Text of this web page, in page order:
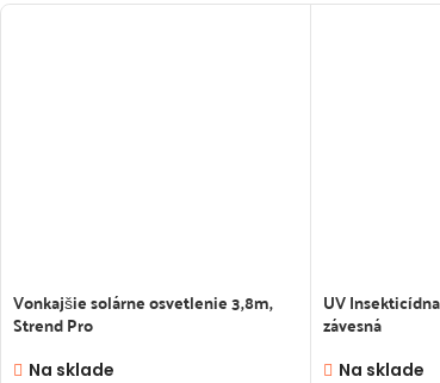
Vonkajšie solárne osvetlenie 3,8m,
Strend Pro
Na sklade
UV
závesná
Na sklade